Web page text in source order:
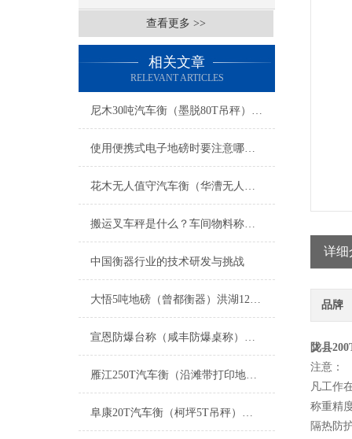
查看更多 >>
相关文章
RELEVANT ARTICLES
尼木30吨汽车衡（墨脱80T吊秤）林芝120T地磅）江达便携式地磅维修
使用便携式电子地磅时要注意哪些方面
花木无人值守汽车衡（华漕无人值守汽车衡）吴泾无人值守地磅维修
搬运叉车秤是什么？车间物料称重设备
中国衡器行业的技术研发与挑战
大悟5吨地磅（曾都衡器）洪湖120T吊秤维修
宣恩防爆台称（咸丰防爆桌称）神农架防爆磅称维修
雁江250T汽车衡（沿滩带打印地磅）资中140T汽车磅维修
阜康20T汽车衡（柯坪5T吊秤）白碱滩100T地磅）吉木萨尔轨道衡维修
详细
品牌
陇县
注意：
凡工作
称重精
隔热防